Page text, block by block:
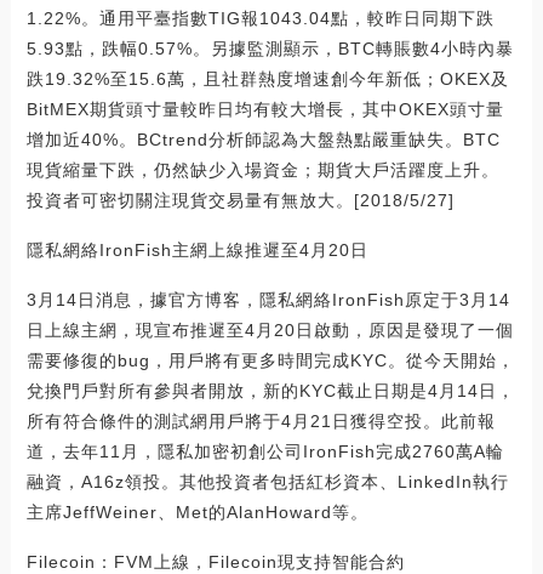
1.22%。通用平臺指數TIG報1043.04點，較昨日同期下跌
5.93點，跌幅0.57%。另據監測顯示，BTC轉賬數4小時內暴
跌19.32%至15.6萬，且社群熱度增速創今年新低；OKEX及
BitMEX期貨頭寸量較昨日均有較大增長，其中OKEX頭寸量
增加近40%。BCtrend分析師認為大盤熱點嚴重缺失。BTC
現貨縮量下跌，仍然缺少入場資金；期貨大戶活躍度上升。
投資者可密切關注現貨交易量有無放大。[2018/5/27]
隱私網絡IronFish主網上線推遲至4月20日
3月14日消息，據官方博客，隱私網絡IronFish原定于3月14
日上線主網，現宣布推遲至4月20日啟動，原因是發現了一個
需要修復的bug，用戶將有更多時間完成KYC。從今天開始，
兌換門戶對所有參與者開放，新的KYC截止日期是4月14日，
所有符合條件的測試網用戶將于4月21日獲得空投。此前報
道，去年11月，隱私加密初創公司IronFish完成2760萬A輪
融資，A16z領投。其他投資者包括紅杉資本、LinkedIn執行
主席JeffWeiner、Met的AlanHoward等。
Filecoin：FVM上線，Filecoin現支持智能合約